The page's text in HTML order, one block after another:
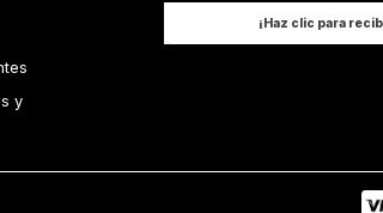
y
¡Haz clic para